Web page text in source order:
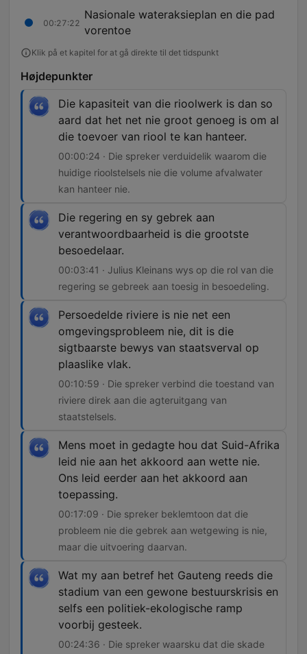
00:27:22
Nasionale wateraksieplan en die pad
vorentoe
Klik på et kapitel for at gå direkte til det tidspunkt
Højdepunkter
Die kapasiteit van die rioolwerk is dan so
aard dat het net nie groot genoeg is om al
die toevoer van riool te kan hanteer.
00:00:24 · Die spreker verduidelik waarom die
huidige rioolstelsels nie die volume afvalwater
kan hanteer nie.
Die regering en sy gebrek aan
verantwoordbaarheid is die grootste
besoedelaar.
00:03:41 · Julius Kleinans wys op die rol van die
regering se gebreek aan toesig in besoedeling.
Persoedelde riviere is nie net een
omgevingsprobleem nie, dit is die
sigtbaarste bewys van staatsverval op
plaaslike vlak.
00:10:59 · Die spreker verbind die toestand van
riviere direk aan die agteruitgang van
staatstelsels.
Mens moet in gedagte hou dat Suid-Afrika
leid nie aan het akkoord aan wette nie.
Ons leid eerder aan het akkoord aan
toepassing.
00:17:09 · Die spreker beklemtoon dat die
probleem nie die gebrek aan wetgewing is nie,
maar die uitvoering daarvan.
Wat my aan betref het Gauteng reeds die
stadium van een gewone bestuurskrisis en
selfs een politiek-ekologische ramp
voorbij gesteek.
00:24:36 · Die spreker waarsku dat die skade